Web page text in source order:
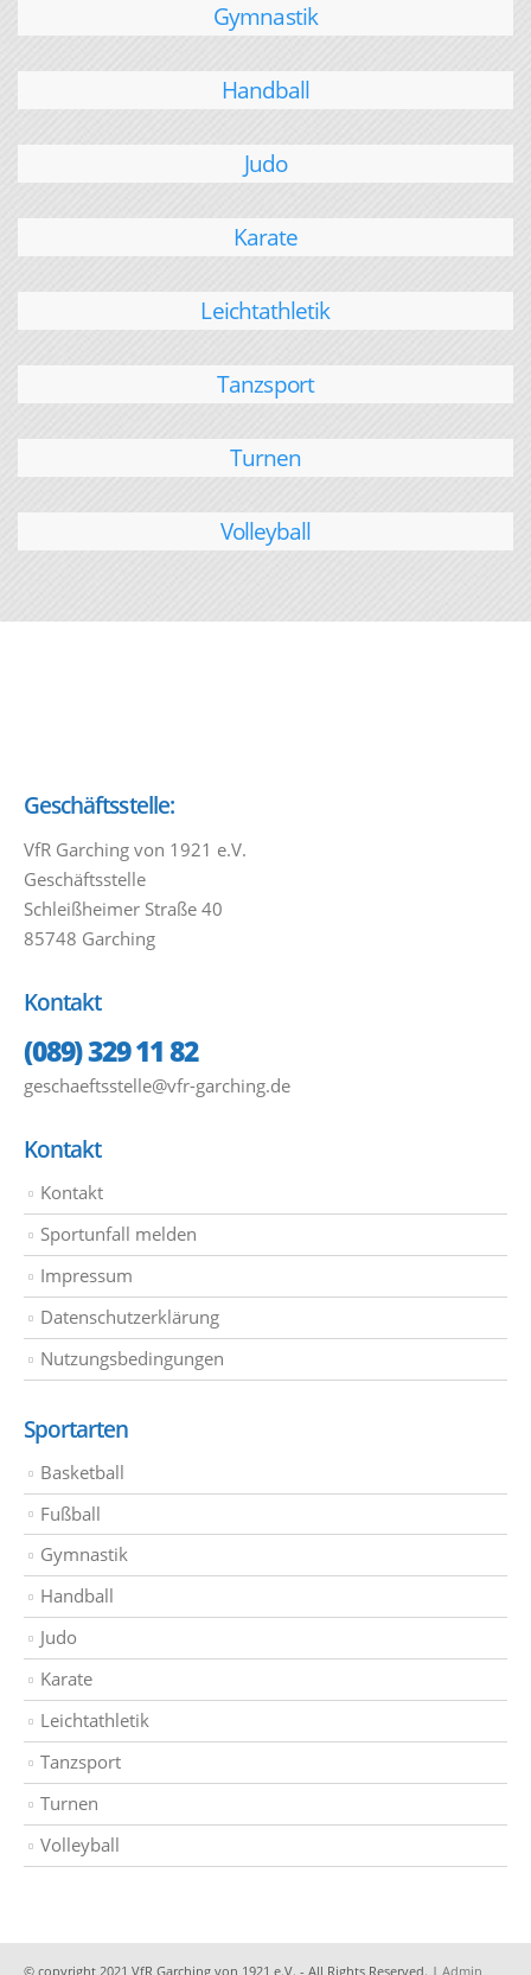
Gymnastik
Handball
Judo
Karate
Leichtathletik
Tanzsport
Turnen
Volleyball
Geschäftsstelle:
VfR Garching von 1921 e.V.
Geschäftsstelle
Schleißheimer Straße 40
85748 Garching
Kontakt
(089) 329 11 82
geschaeftsstelle@vfr-garching.de
Kontakt
Kontakt
Sportunfall melden
Impressum
Datenschutzerklärung
Nutzungsbedingungen
Sportarten
Basketball
Fußball
Gymnastik
Handball
Judo
Karate
Leichtathletik
Tanzsport
Turnen
Volleyball
© copyright 2021 VfR Garching von 1921 e.V. - All Rights Reserved. | Admin